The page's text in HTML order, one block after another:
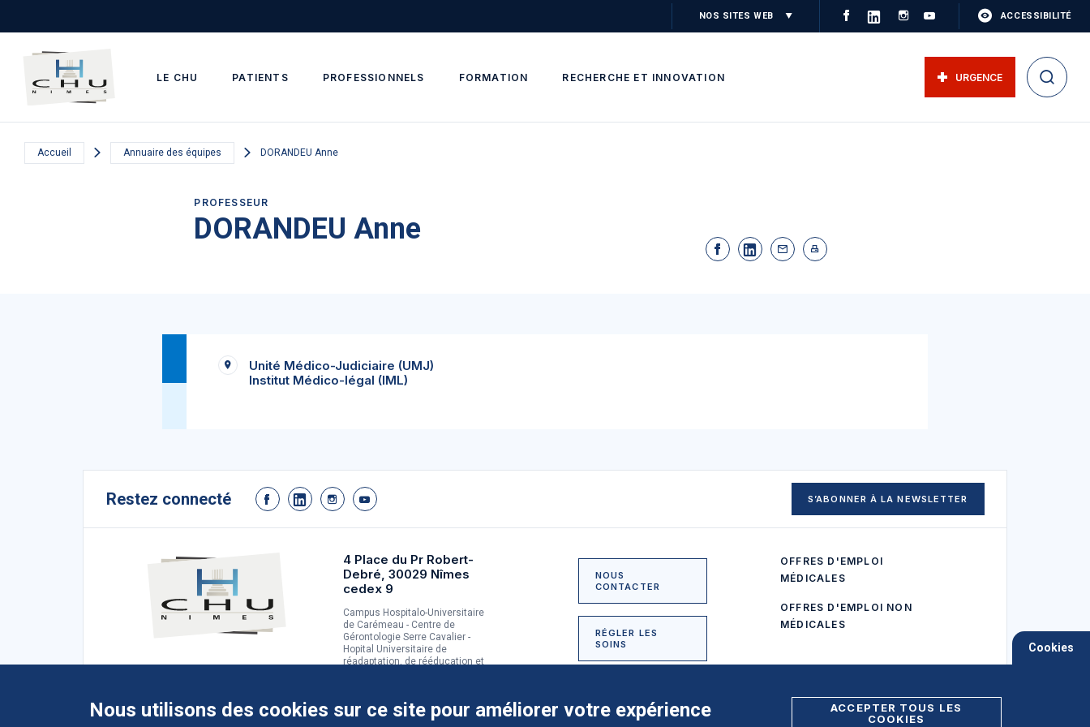
LE CHU PATIENTS PROFESSIONNELS FORMATION RECHERCHE ET INNOVATION
NOS SITES WEB ACCESSIBILITÉ
URGENCE
Accueil Annuaire des équipes DORANDEU Anne
PROFESSEUR
DORANDEU Anne
Unité Médico-Judiciaire (UMJ)
Institut Médico-légal (IML)
Restez connecté S’ABONNER À LA NEWSLETTER
4 Place du Pr Robert-
Debré, 30029 Nîmes
cedex 9
Campus Hospitalo-Universitaire
de Carémeau - Centre de
Gérontologie Serre Cavalier -
Hopital Universitaire de
réadaptation, de rééducation et
NOUS
CONTACTER
RÉGLER LES
SOINS
OFFRES D'EMPLOI
MÉDICALES
OFFRES D'EMPLOI NON
MÉDICALES
Cookies
Nous utilisons des cookies sur ce site pour améliorer votre expérience
ACCEPTER TOUS LES
COOKIES